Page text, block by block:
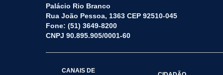
Palácio Rio Branco
Rua João Pessoa, 1363 CEP 92510-045
Fone: (51) 3649-8200
CNPJ 90.895.905/0001-60
CANAIS DE